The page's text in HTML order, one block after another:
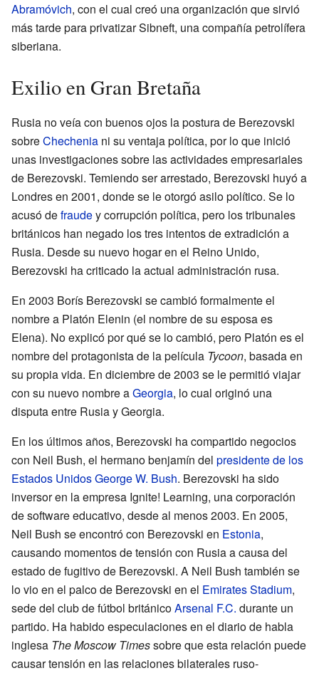
Abramóvich, con el cual creó una organización que sirvió
más tarde para privatizar Sibneft, una compañía petrolífera
siberiana.
Exilio en Gran Bretaña
Rusia no veía con buenos ojos la postura de Berezovski
sobreChechenia ni su ventaja política, por lo que inició
unas investigaciones sobre las actividades empresariales
de Berezovski. Temiendo ser arrestado, Berezovski huyó a
Londres en 2001, donde se le otorgó asilo político. Se lo
acusó defraudey corrupción política, pero los tribunales
británicos han negado los tres intentos de extradición a
Rusia. Desde su nuevo hogar en el Reino Unido,
Berezovski ha criticado la actual administración rusa.
En 2003 Borís Berezovski se cambió formalmente el
nombre a Platón Elenin (el nombre de su esposa es
Elena). No explicó por qué se lo cambió, pero Platón es el
nombre del protagonista de la película Tycoon, basada en
su propia vida. En diciembre de 2003 se le permitió viajar
con su nuevo nombre aGeorgia, lo cual originó una
disputa entre Rusia y Georgia.
En los últimos años, Berezovski ha compartido negocios
con Neil Bush, el hermano benjamín del presidente de los
Estados UnidosGeorge W. Bush. Berezovski ha sido
inversor en la empresa Ignite! Learning, una corporación
de software educativo, desde al menos 2003. En 2005,
Neil Bush se encontró con Berezovski en Estonia,
causando momentos de tensión con Rusia a causa del
estado de fugitivo de Berezovski. A Neil Bush también se
lo vio en el palco de Berezovski en el Emirates Stadium,
sede del club de fútbol británicoArsenal F.C. durante un
partido. Ha habido especulaciones en el diario de habla
inglesa The Moscow Timessobre que esta relación puede
causar tensión en las relaciones bilaterales ruso-